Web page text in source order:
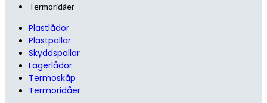
Termoridåer
Plastlådor
Plastpallar
Skyddspallar
Lagerlådor
Termoskåp
Termoridåer